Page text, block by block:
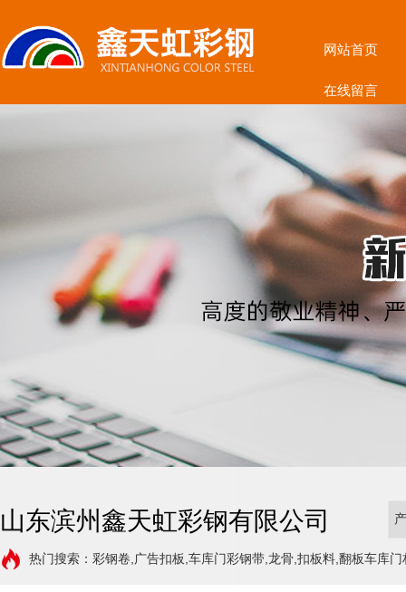
网站首页
在线留言
山东滨州鑫天虹彩钢有限公司
热门搜索：彩钢卷,广告扣板,车库门彩钢带,龙骨,扣板料,翻板车库